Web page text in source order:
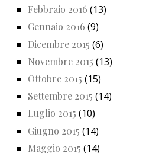
Febbraio 2016 (13)
Gennaio 2016 (9)
Dicembre 2015 (6)
Novembre 2015 (13)
Ottobre 2015 (15)
Settembre 2015 (14)
Luglio 2015 (10)
Giugno 2015 (14)
Maggio 2015 (14)